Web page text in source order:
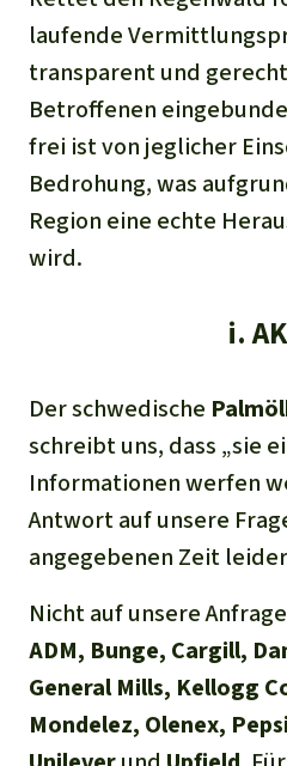
laufende
transparent und
Betroffenen
frei ist von jeglicher
Bedrohung, was
Region eine echte
wird.
i.
Der schwedische
schreibt uns, dass „sie
Informationen werfen
Antwort auf unsere
angegebenen Zeit
Nicht auf unsere
ADM, Bunge, Cargill,
General Mills, Kellogg
Mondelez, Olenex,